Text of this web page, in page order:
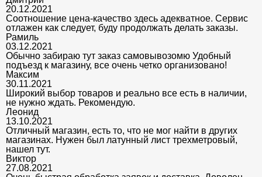
20.12.2021
Соотношение цена-качество здесь адекватное. Сервис
отлажен как следует, буду продолжать делать заказы.
Рамиль
03.12.2021
Обычно забираю тут заказ самовывозомю Удобный
подъезд к магазину, все очень четко организовано!
Максим
30.11.2021
Широкий выбор товаров и реально все есть в наличии,
не нужно ждать. Рекомендую.
Леонид
13.10.2021
Отличный магазин, есть то, что не мог найти в других
магазинах. Нужен был латунный лист трехметровый,
нашел тут.
Виктор
27.08.2021